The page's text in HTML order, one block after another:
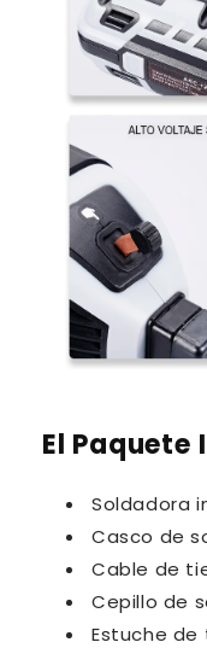
El Paquete
Soldadora
Casco de
Cable de
Cepillo de
Estuche